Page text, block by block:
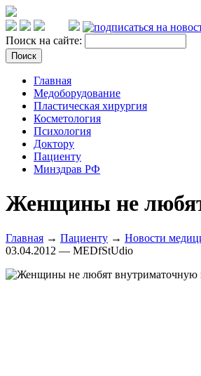
Поиск на сайте:
Главная
Медоборудование
Пластическая хирургия
Косметология
Психология
Доктору
Пациенту
Минздрав РФ
Женщины не
Главная → Пациенту → Новости
03.04.2012 — MEDfStUdio